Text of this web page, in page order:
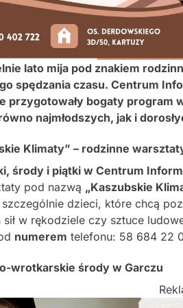
lato mija pod znakiem
spędzania czasu. Centrum
przygotowały bogaty program
najmłodszych, jak i
Klimaty” – rodzinne
środy i piątki w Centrum
pod nazwą „Kaszubskie
dzieci, które chcą
sił w rękodziele czy sztuce
numerem telefonu: 58 684 22
wrotkarskie środy w Garczu